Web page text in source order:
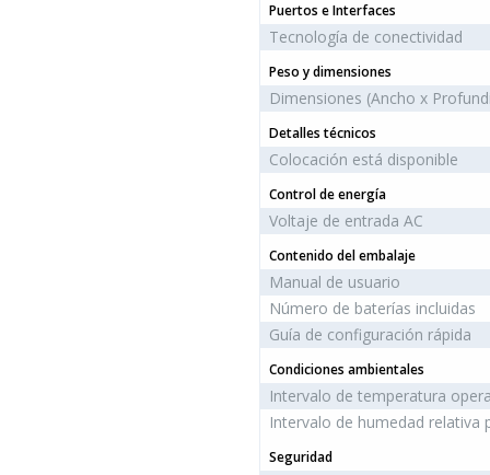
Puertos e Interfaces
Tecnología de conectividad
Peso y dimensiones
Dimensiones (Ancho x
Detalles técnicos
Colocación está disponible
Control de energía
Voltaje de entrada AC
Contenido del embalaje
Manual de usuario
Número de baterías incluidas
Guía de configuración rápida
Condiciones ambientales
Intervalo de temperatura
Intervalo de humedad relativa
Seguridad